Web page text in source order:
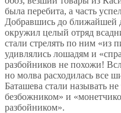
была перебита, а часть
Добравшись до ближайшей
окружил целый отряд
стали стрелять по ним «из
удивлялись лошадям и
разбойников не похожи!
но молва расходилась все
Баташева стали называть
безбожником» и
разбойником».